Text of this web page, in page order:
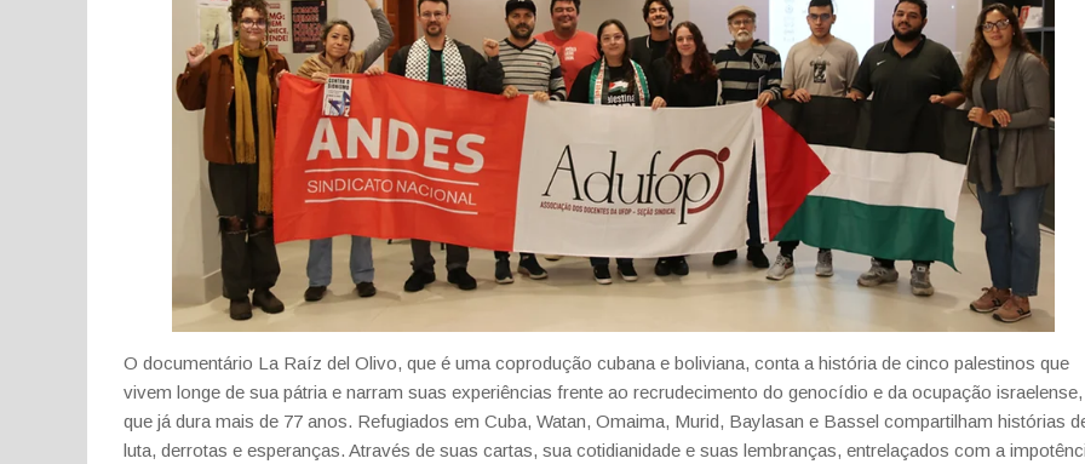
O documentário La Raíz del Olivo, que é uma coprodução cubana e boliviana, conta a história de cinco palestinos que
vivem longe de sua pátria e narram suas experiências frente ao recrudecimento do genocídio e da ocupação israelense,
que já dura mais de 77 anos. Refugiados em Cuba, Watan, Omaima, Murid, Baylasan e Bassel compartilham histórias
luta, derrotas e esperanças. Através de suas cartas, sua cotidianidade e suas lembranças, entrelaçados com a